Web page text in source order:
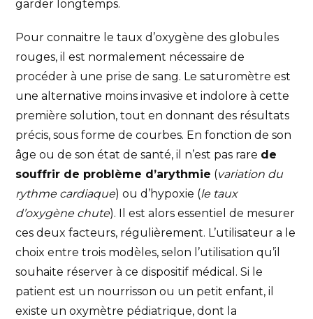
garder longtemps.
Pour connaitre le taux d’oxygène des globules
rouges, il est normalement nécessaire de
procéder à une prise de sang. Le saturomètre est
une alternative moins invasive et indolore à cette
première solution, tout en donnant des résultats
précis, sous forme de courbes. En fonction de son
âge ou de son état de santé, il n’est pas rare de
souffrir de problème d’arythmie (variation du
rythme cardiaque) ou d’hypoxie (le taux
d’oxygène chute). Il est alors essentiel de mesurer
ces deux facteurs, régulièrement. L’utilisateur a le
choix entre trois modèles, selon l’utilisation qu’il
souhaite réserver à ce dispositif médical. Si le
patient est un nourrisson ou un petit enfant, il
existe un oxymètre pédiatrique, dont la